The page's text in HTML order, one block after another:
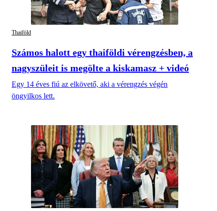
Thaiföld
Számos halott egy thaiföldi vérengzésben, a
nagyszüleit is megölte a kiskamasz + videó
Egy 14 éves fiú az elkövető, aki a vérengzés végén
öngyilkos lett.